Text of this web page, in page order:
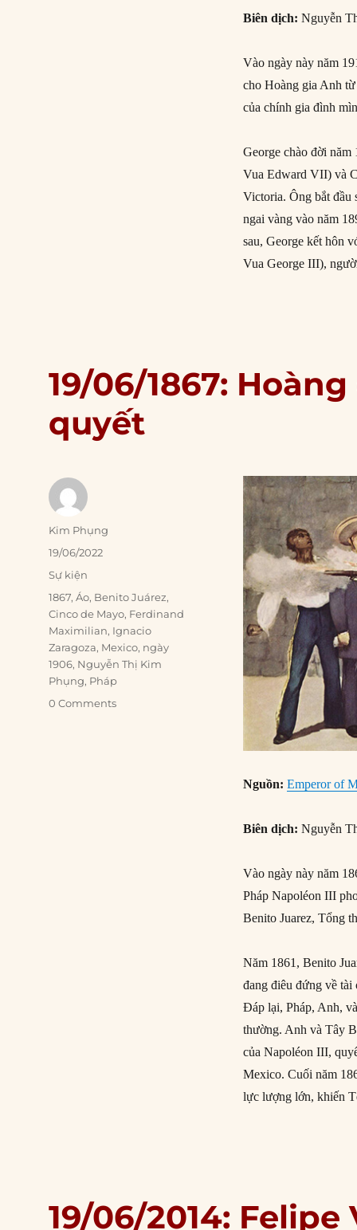
Biên dịch:Nguyễn
Vào ngày này năm
cho Hoàng gia Anh
của chính gia đình
George chào đời
Vua Edward VII) và
Victoria. Ông bắt đầu
ngai vàng vào năm
sau, George kết hôn
Vua George III),
19/06/1867:
quyết
Nguồn:Emperor of
Biên dịch: Nguyễn
Vào ngày này năm
Pháp Napoléon III
Benito Juarez, Tổng
Năm 1861, Benito
đang điêu đứng về
Đáp lại, Pháp, Anh,
thường. Anh và Tây
của Napoléon III,
Mexico. Cuối năm
lực lượng lớn, khiến
Author
Kim Phụng
Posted
19/06/2022
Categories
Sự kiện
Tags
1867,Áo, Benito Juárez,
Cinco de Mayo, Ferdinand
Maximilian, Ignacio
Zaragoza, Mexico, ngày
1906, Nguyễn Thị Kim
Phụng, Pháp
0 Comments
19/06/2014: